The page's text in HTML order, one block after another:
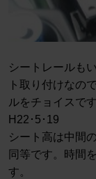
シートレールも
ト取り付けなの
ルをチョイスで
H22･5･19
シート高は中間
同等です。時間
す。